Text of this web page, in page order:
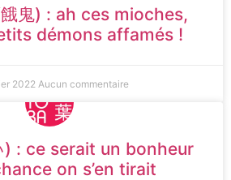
鬼) : ah ces mioches,
démons affamés !
2022 Aucun commentaire
) : ce serait un bonheur
on s’en tirait